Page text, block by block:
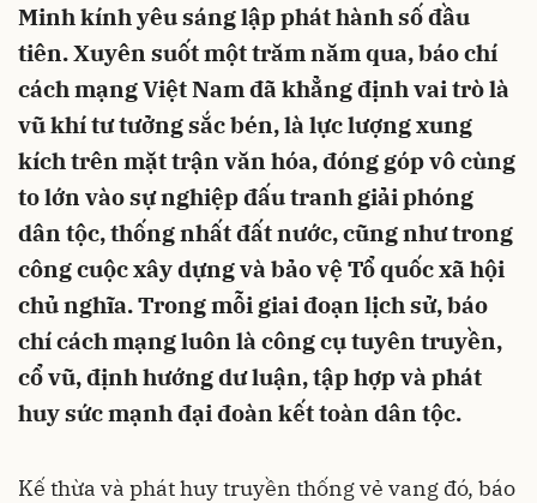
Minh kính yêu sáng lập phát hành số đầu
tiên. Xuyên suốt một trăm năm qua, báo chí
cách mạng Việt Nam đã khẳng định vai trò là
vũ khí tư tưởng sắc bén, là lực lượng xung
kích trên mặt trận văn hóa, đóng góp vô cùng
to lớn vào sự nghiệp đấu tranh giải phóng
dân tộc, thống nhất đất nước, cũng như trong
công cuộc xây dựng và bảo vệ Tổ quốc xã hội
chủ nghĩa. Trong mỗi giai đoạn lịch sử, báo
chí cách mạng luôn là công cụ tuyên truyền,
cổ vũ, định hướng dư luận, tập hợp và phát
huy sức mạnh đại đoàn kết toàn dân tộc.
Kế thừa và phát huy truyền thống vẻ vang đó, báo